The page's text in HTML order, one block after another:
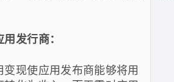
发行商：
变现使应用发布商能够将用